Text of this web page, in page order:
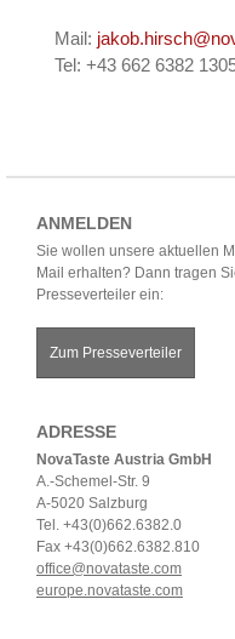
Mail:
Tel: +43 662 6382
ANMELDEN
Sie wollen unsere aktuellen
Mail erhalten? Dann tragen
Presseverteiler ein:
Zum Presseverteiler
ADRESSE
NovaTaste Austria GmbH
A.-Schemel-Str. 9
A-5020 Salzburg
Tel. +43(0)662.6382.0
Fax +43(0)662.6382.810
office@novataste.com
europe.novataste.com